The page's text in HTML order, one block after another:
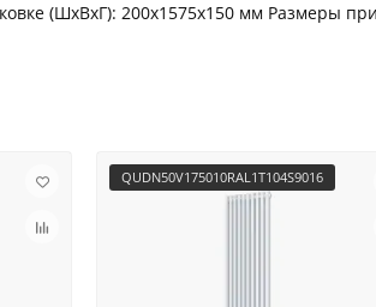
(ШхВхГ): 200х1575х150 мм Размеры
QUDN50V175010RAL1T104S9016